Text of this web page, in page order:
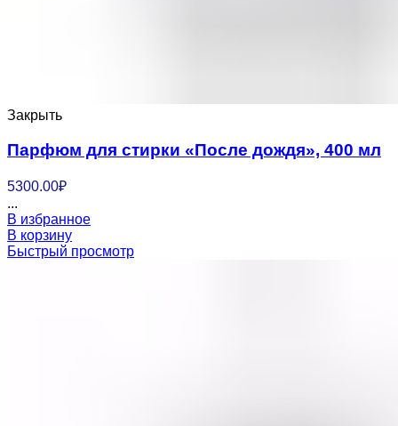
Закрыть
Парфюм для стирки «После дождя», 400 мл
5300.00₽
...
В избранное
В корзину
Быстрый просмотр